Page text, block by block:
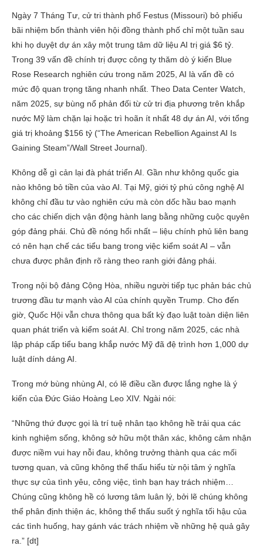
Ngày 7 Tháng Tư, cử tri thành phố Festus (Missouri) bỏ phiếu
bãi nhiệm bốn thành viên hội đồng thành phố chỉ một tuần sau
khi họ duyệt dự án xây một trung tâm dữ liệu AI trị giá $6 tỷ.
Trong 39 vấn đề chính trị được công ty thăm dò ý kiến ​​Blue
Rose Research nghiên cứu trong năm 2025, AI là vấn đề có
mức độ quan trọng tăng nhanh nhất. Theo Data Center Watch,
năm 2025, sự bùng nổ phản đối từ cử tri địa phương trên khắp
nước Mỹ làm chặn lại hoặc trì hoãn ít nhất 48 dự án AI, với tổng
giá trị khoảng $156 tỷ (“The American Rebellion Against AI Is
Gaining Steam”/Wall Street Journal).
Không dễ gì cản lại đà phát triển AI. Gần như không quốc gia
nào không bỏ tiền của vào AI. Tại Mỹ, giới tỷ phú công nghệ AI
không chỉ đầu tư vào nghiên cứu mà còn dốc hầu bao mạnh
cho các chiến dịch vận động hành lang bằng những cuộc quyên
góp đảng phái. Chủ đề nóng hổi nhất – liệu chính phủ liên bang
có nên hạn chế các tiểu bang trong việc kiểm soát AI – vẫn
chưa được phân định rõ ràng theo ranh giới đảng phái.
Trong nội bộ đảng Cộng Hòa, nhiều người tiếp tục phản bác chủ
trương đầu tư mạnh vào AI của chính quyền Trump. Cho đến
giờ, Quốc Hội vẫn chưa thông qua bất kỳ đạo luật toàn diện liên
quan phát triển và kiểm soát AI. Chỉ trong năm 2025, các nhà
lập pháp cấp tiểu bang khắp nước Mỹ đã đệ trình hơn 1,000 dự
luật dính dáng AI.
Trong mớ bùng nhùng AI, có lẽ điều cần được lắng nghe là ý
kiến của Đức Giáo Hoàng Leo XIV. Ngài nói:
“Những thứ được gọi là trí tuệ nhân tạo không hề trải qua các
kinh nghiệm sống, không sở hữu một thân xác, không cảm nhận
được niềm vui hay nỗi đau, không trưởng thành qua các mối
tương quan, và cũng không thể thấu hiểu từ nội tâm ý nghĩa
thực sự của tình yêu, công việc, tình bạn hay trách nhiệm…
Chúng cũng không hề có lương tâm luân lý, bởi lẽ chúng không
thể phân định thiện ác, không thể thấu suốt ý nghĩa tối hậu của
các tình huống, hay gánh vác trách nhiệm về những hệ quả gây
ra.” [dt]